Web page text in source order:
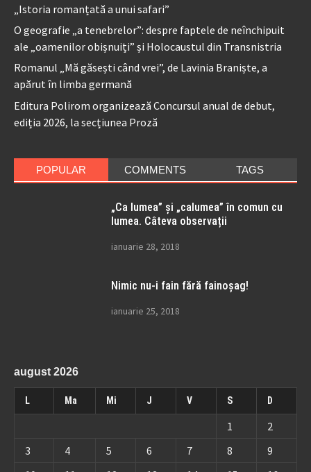
„Istoria romanțată a unui safari”
O geografie „a tenebrelor”: despre faptele de neînchipuit
ale „oamenilor obișnuiți” și Holocaustul din Transnistria
Romanul „Mă găsești când vrei”, de Lavinia Braniște, a
apărut în limba germană
Editura Polirom organizează Concursul anual de debut,
ediția 2026, la secțiunea Proză
POPULAR COMMENTS TAGS
„Ca lumea” și „calumea” în comun cu
lumea. Câteva observații
ianuarie 28, 2018
Nimic nu-i fain fără fainoșag!
ianuarie 25, 2018
august 2026
L Ma Mi J V S D
1
2
3
4 5 6 7 8
9